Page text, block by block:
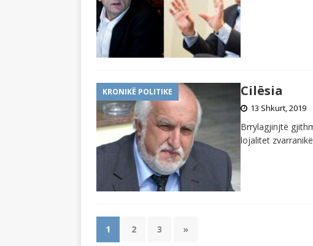
KRONIKË POLITIKE Cilësia
13 Shkurt, 2019
Brrylagjinjtë
lojalitet
1 2 3 »